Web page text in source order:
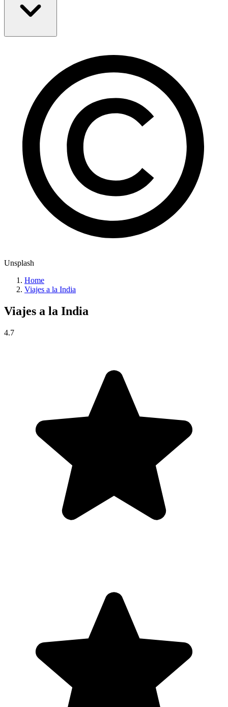
Unsplash
Home
Viajes a la India
Viajes a la India
4.7